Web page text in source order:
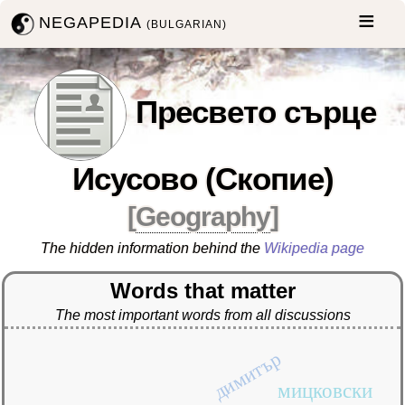
NEGAPEDIA(BULGARIAN)
Пресвето сърце
Исусово (Скопие)
[Geography]
The hidden information behind the Wikipedia page
Words that matter
The most important words from all discussions
мицковски
димитър